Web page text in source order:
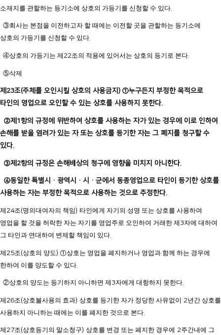
소재지를 관할하는 등기소에 상호의 가등기를 신청할 수 있다
③회사는 본점을 이전하고자 할 때에는 이전할 곳을 관할하는 등기소에
상호의 가등기를 신청할 수 있다.
④상호의 가등기는 제 22조의 적용에 있어서는 상호의 등기로 본다
⑤삭제
제 23조(주체를 오인시킬 상호의 사용금지 ) ①누구든지 부정한 목적으로
타인의 영업으로 오인할 수 있는 상호를 사용하지 못한다.
②제 1항의 규정에 위반하여 상호를 사용하는 자가 있는 경우에 이로 인하여
손해를 받을 염려가 있는 자 또는 상호를 등기한 자는 그 폐지를 청구할 수
있다.
③제 2항의 규정은 손해배상의 청구에 영향을 미치지 아니한다.
④동일한 특별시 · 광역시 · 시 · 군에서 동종영업으로 타인이 등기한 상호를
사용하는 자는 부정한 목적으로 사용하는 것으로 추정한다.
제 24조(명의대여자의 책임) 타인에게 자기의 성명 또는 상호를 사용하여
영업을 할 것을 허락한 자는 자기를 영업주로 오인하여 거래한 제 3자에 대하여
그 타인과 연대하여 변제할 책임이 있다
제 25조(상호의 양도) ①상호는 영업을 폐지하거나 영업과 함께 하는 경우에
한하여 이를 양도할 수 있다
②상호의 양도는 등기하지 아니하면 제 3자에게 대항하지 못한다
제 26조(상호불사용의 효과) 상호를 등기한 자가 정당한 사유없이 2년간 상호를
사용하지 아니하는 때에는 이를 폐지한 것으로 본다
제 27조(상호등기의 말소청구) 상호를 변경 또는 폐지한 경우에 2주간내에 그